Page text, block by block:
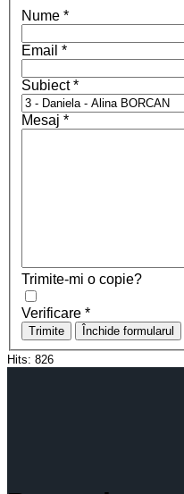
Nume *
Email *
Subiect*
Mesaj *
Trimite-mi o copie?
Verificare *
Trimite Închide formularul
Hits: 826